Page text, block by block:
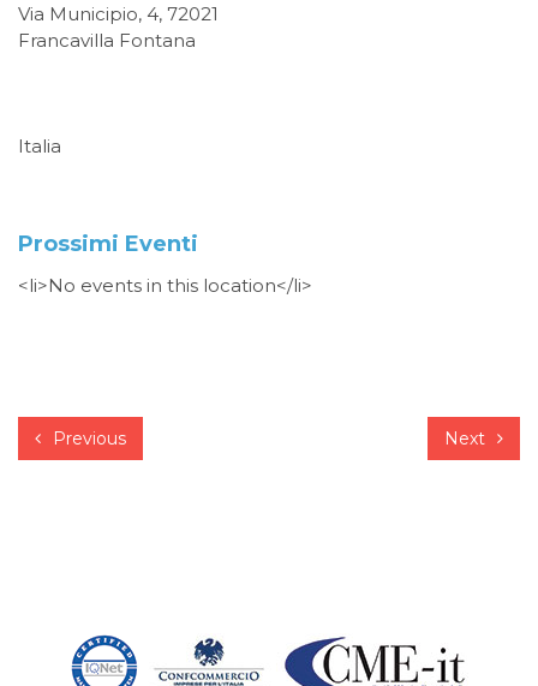
Via Municipio, 4, 72021
Francavilla Fontana
Italia
Prossimi Eventi
<li>No events in this location</li>
Previous Next